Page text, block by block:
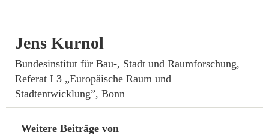
Jens Kurnol
Bundesinstitut für Bau-, Stadt und Raumforschung,
Referat I 3 „Europäische Raum und
Stadtentwicklung”, Bonn
Weitere Beiträge von